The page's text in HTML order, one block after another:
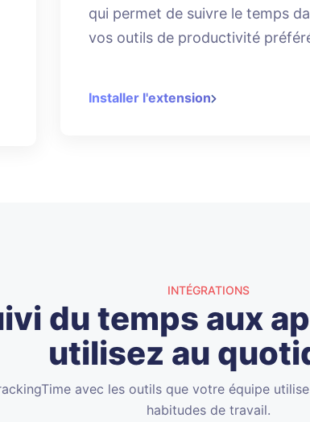
qui permet de suivre le temps
vos outils de productivité
Installer l'extension
INTÉGRATIONS
du temps aux
utilisez au
avec les outils que votre équipe
habitudes de travail.